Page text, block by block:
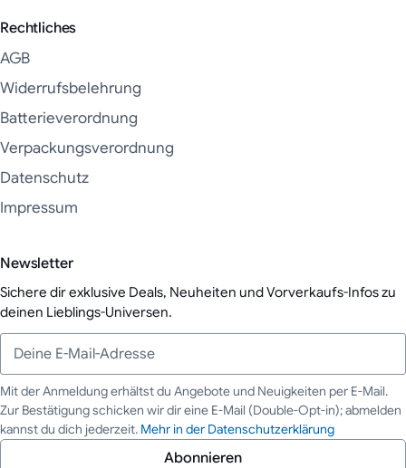
Rechtliches
AGB
Widerrufsbelehrung
Batterieverordnung
Verpackungsverordnung
Datenschutz
Impressum
Newsletter
Sichere dir exklusive Deals, Neuheiten und Vorverkaufs-Infos zu
deinen Lieblings-Universen.
Deine E-Mail-Adresse
Mit der Anmeldung erhältst du Angebote und Neuigkeiten per E-Mail.
Zur Bestätigung schicken wir dir eine E-Mail (Double-Opt-in); abmelden
kannst du dich jederzeit. Mehr in der Datenschutzerklärung
Abonnieren